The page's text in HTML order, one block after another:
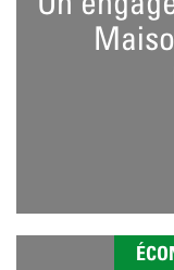
Un